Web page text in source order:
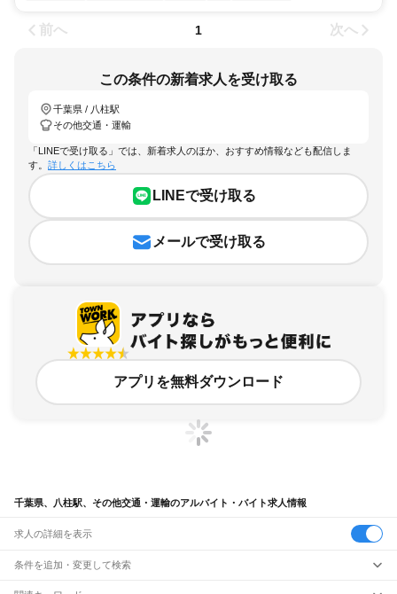
前へ 1 次へ
この条件の新着求人を受け取る
千葉県 / 八柱駅
その他交通・運輸
「LINEで受け取る」では、新着求人のほか、おすすめ情報なども配信しま
す。 詳しくはこちら
LINEで受け取る
メールで受け取る
アプリを無料ダウンロード
千葉県、八柱駅、その他交通・運輸のアルバイト・バイト求人情報
求人の詳細を表示
条件を追加・変更して検索